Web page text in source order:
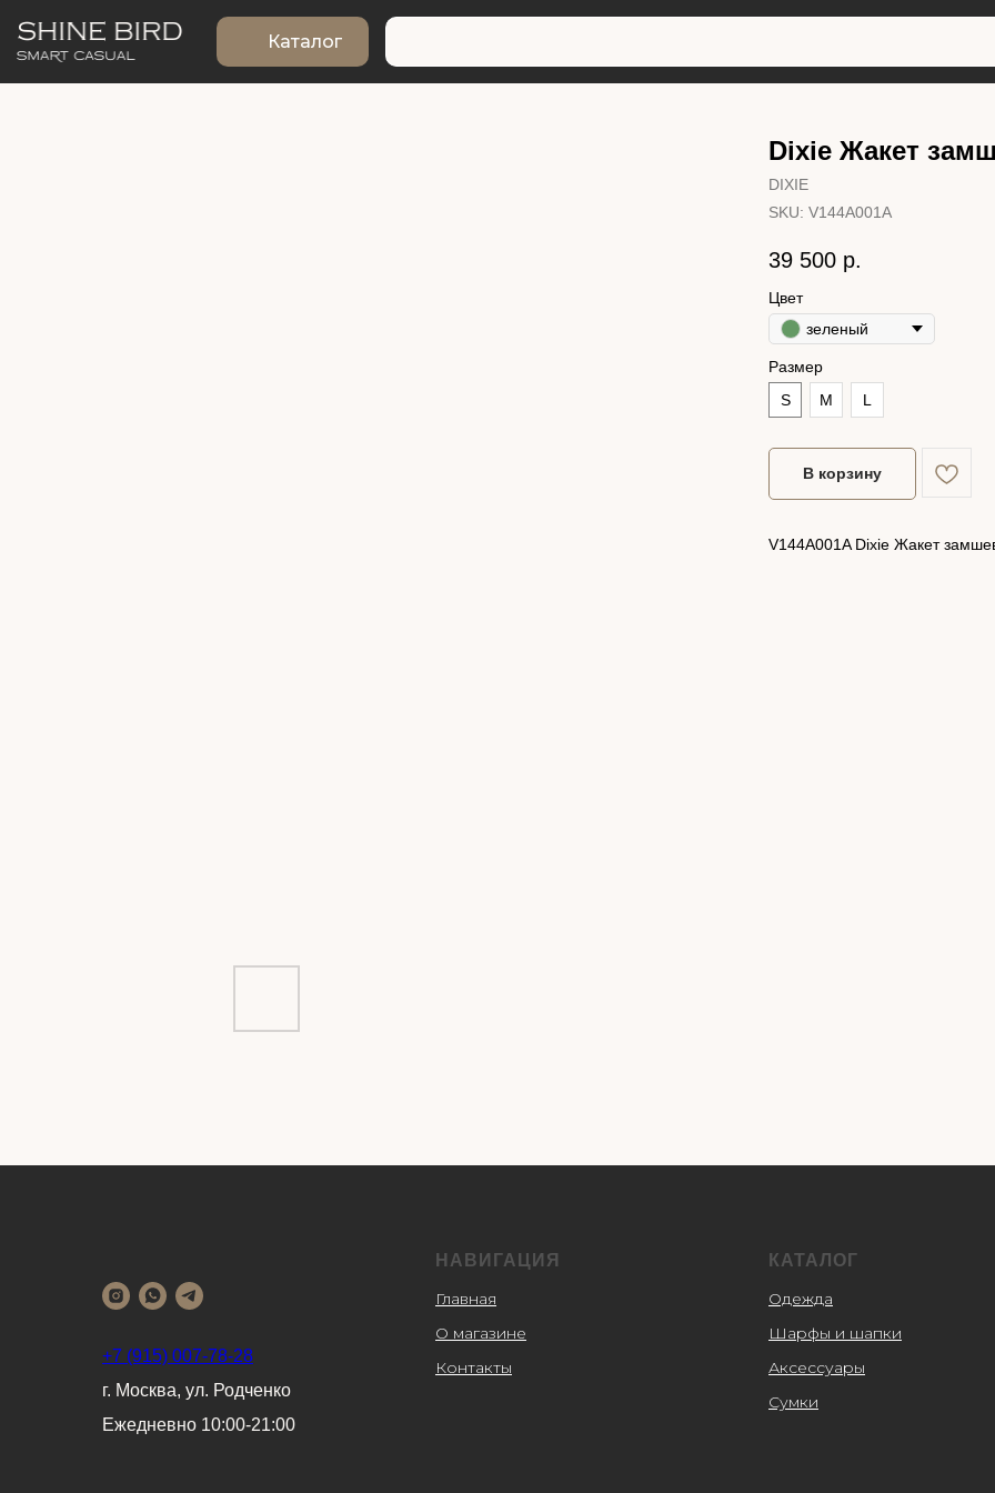
Каталог
Dixie Жакет
DIXIE
SKU: V144A001A
39 500 р.
Цвет
зеленый
Размер
S
M L
В корзину
V144A001A Dixie Жакет
+7 (915) 007-78-28
г. Москва, ул. Родченко
Ежедневно 10:00-21:00
НАВИГАЦИЯ
Главная
О магазине
Контакты
КАТАЛОГ
Одежда
Шарфы и шапки
Аксессуары
Сумки